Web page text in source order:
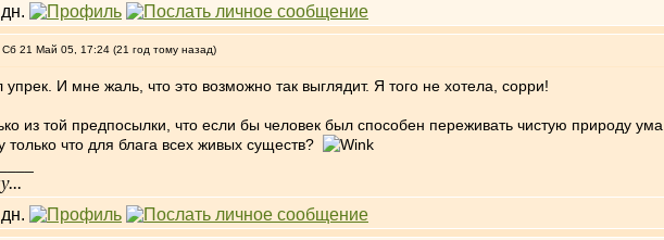
21 Май 05, 17:24 (21 год тому назад)
упрек. И мне жаль, что это возможно так выглядит. Я того не хотела, сорри!
из той предпосылки, что если бы человек был способен переживать чистую природу
только что для блага всех живых существ?